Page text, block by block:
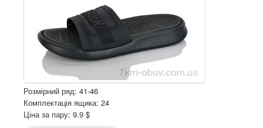
Розмірний ряд: 41-46
Комплектація ящика: 24
Ціна за пару: 9.9 $